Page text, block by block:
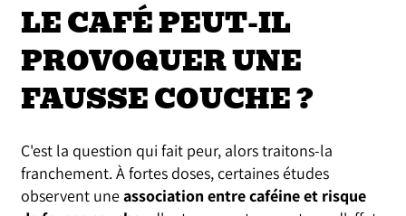
LE CAFÉ PEUT-IL
PROVOQUER UNE
FAUSSE COUCHE ?
C'est la question qui fait peur, alors traitons-la
franchement. À fortes doses, certaines études
observent uneassociation entre caféine et risque